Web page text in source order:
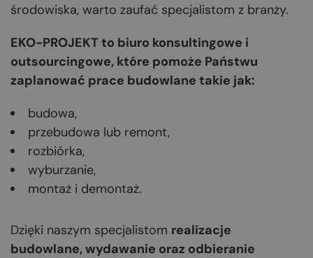
środowiska, warto zaufać specjalistom z branży.
EKO-PROJEKT to biuro konsultingowe i
outsourcingowe, które pomoże Państwu
zaplanować prace budowlane takie jak:
budowa,
przebudowa lub remont,
rozbiórka,
wyburzanie,
montaż i demontaż.
Dzięki naszym specjalistom realizacje
budowlane, wydawanie oraz odbieranie